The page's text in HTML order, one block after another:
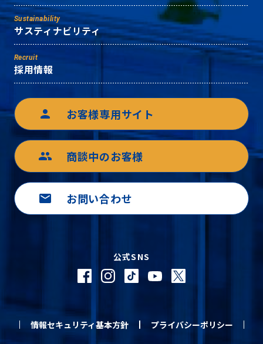
Sustainability
サスティナビリティ
Recruit
採用情報
person お客様専用サイト
group 商談中のお客様
mail お問い合わせ
公式SNS
情報セキュリティ基本方針 プライバシーポリシー